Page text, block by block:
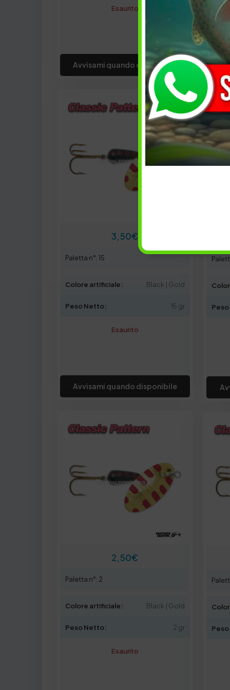
Esaurito
Avvisami quando disponibile
3,50€
Paletta n°: 15
Colore artificiale: Black | Gold
Peso Netto: 15 gr
Esaurito
Avvisami quando disponibile
2,50€
Paletta n°: 2
Colore artificiale: Black | Gold
Peso Netto: 2 gr
Esaurito